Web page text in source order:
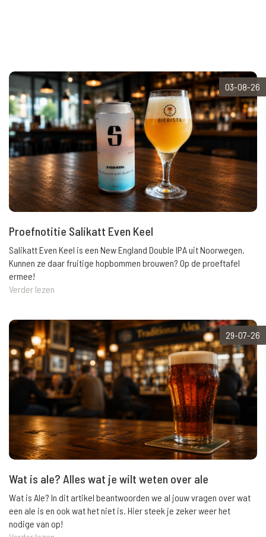
03-08-26
Proefnotitie Salikatt Even Keel
Salikatt Even Keel is een New England Double IPA uit Noorwegen.
Kunnen ze daar fruitige hopbommen brouwen? Op de proeftafel
ermee!
Verder lezen
29-07-26
Wat is ale? Alles wat je wilt weten over ale
Wat is Ale? In dit artikel beantwoorden we al jouw vragen over wat
een ale is en ook wat het niet is. Hier steek je zeker weer het
nodige van op!